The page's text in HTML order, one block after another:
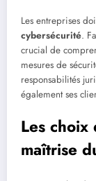
Les entreprises
cybersécurité.
crucial de
mesures de
responsabilités
également ses
Les
maîtrise